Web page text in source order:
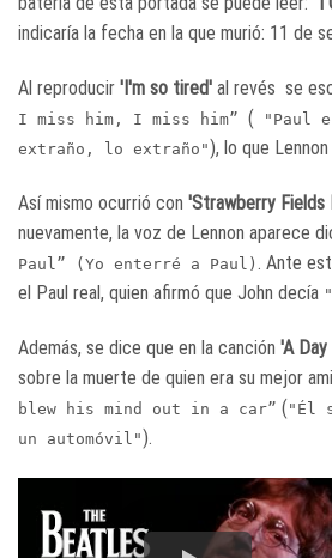
indicaría la fecha en la que murió: 11 de
Al reproducir 'I'm so tired' al revés se
I miss him, I miss him” ( "Paul
extraño, lo extraño"), lo que
Así mismo ocurrió con 'Strawberry Fields
nuevamente, la voz de Lennon aparece
Paul” (Yo enterré a Paul) . Ante
el Paul real, quien afirmó que John decía
Además, se dice que en la canción 'A
sobre la muerte de quien era su mejor
blew his mind out in a car” ("Él
un automóvil").